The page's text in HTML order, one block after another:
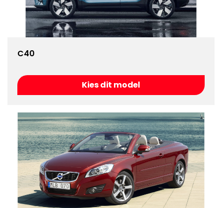
C40
Kies dit model